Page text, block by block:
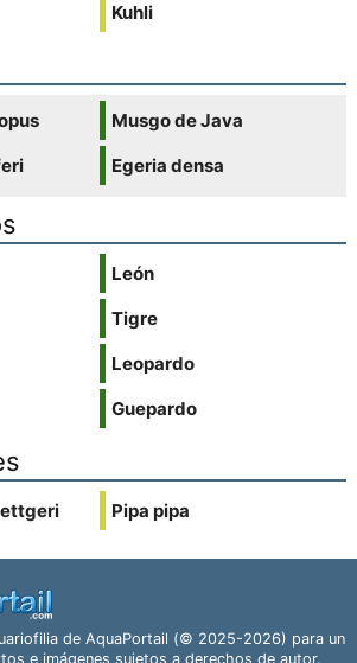
Kuhli
Musgo de Java
Egeria densa
León
Tigre
Leopardo
Guepardo
Pipa pipa
de AquaPortail (© 2025-2026) para un
e imágenes sujetos a derechos de autor.